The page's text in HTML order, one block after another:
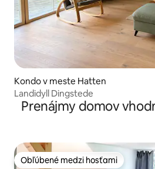
Kondo v meste Hatten
Landidyll Dingstede
Prenájmy domov
Obľúbené medzi hosťami
Obľúbené medzi hosťami